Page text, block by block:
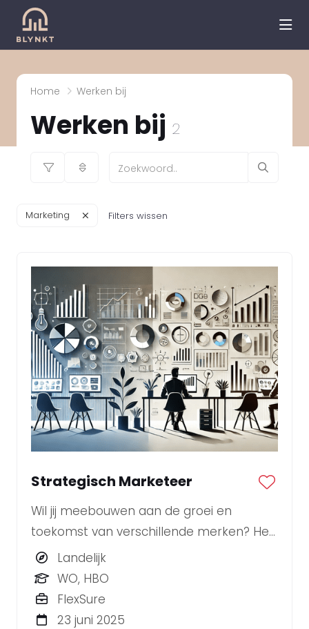
Home Werken bij
Werken bij 2
Marketing Filters wissen
Strategisch Marketeer
Wil jij meebouwen aan de groei en
toekomst van verschillende merken? Heb
je een scherpe blik op trends en
marktontwikkelingen en weet je strategie
om te zetten in impactvolle campagnes?
Dan zoeken wij jou als onze nieuwe
Landelijk
WO, HBO
FlexSure
23 juni 2025